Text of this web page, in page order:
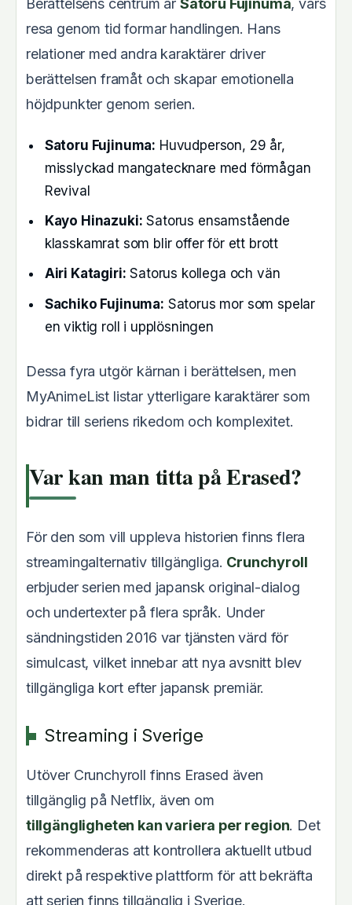
resa genom tid formar handlingen. Hans
relationer med andra karaktärer driver
berättelsen framåt och skapar emotionella
höjdpunkter genom serien.
Satoru Fujinuma: Huvudperson, 29 år,
misslyckad mangatecknare med förmågan
Revival
Kayo Hinazuki: Satorus ensamstående
klasskamrat som blir offer för ett brott
Airi Katagiri: Satorus kollega och vän
Sachiko Fujinuma: Satorus mor som spelar
en viktig roll i upplösningen
Dessa fyra utgör kärnan i berättelsen, men
MyAnimeList listar ytterligare karaktärer som
bidrar till seriens rikedom och komplexitet.
Var kan man titta på Erased?
För den som vill uppleva historien finns flera
streamingalternativ tillgängliga. Crunchyroll
erbjuder serien med japansk original-dialog
och undertexter på flera språk. Under
sändningstiden 2016 var tjänsten värd för
simulcast, vilket innebar att nya avsnitt blev
tillgängliga kort efter japansk premiär.
Streaming i Sverige
Utöver Crunchyroll finns Erased även
tillgänglig på Netflix, även om
tillgängligheten kan variera per region. Det
rekommenderas att kontrollera aktuellt utbud
direkt på respektive plattform för att bekräfta
att serien finns tillgänglig i Sverige.